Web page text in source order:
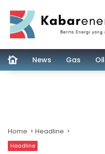
content
News Gas Oil
Home Headline
Headline